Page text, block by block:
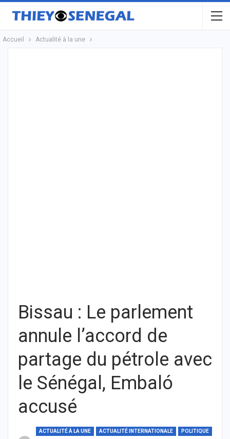
Accueil Actualité à la une
Bissau : Le parlement
annule l’accord de
partage du pétrole avec
le Sénégal, Embaló
accusé
ACTUALITÉ À LA UNE ACTUALITÉ INTERNATIONALE POLITIQUE